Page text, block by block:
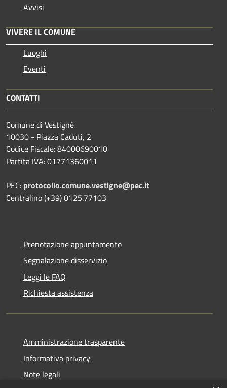
Avvisi
VIVERE IL COMUNE
Luoghi
Eventi
CONTATTI
Comune di Vestignè
10030 - Piazza Caduti, 2
Codice Fiscale: 84000690010
Partita IVA: 01771360011
PEC: protocollo.comune.vestigne@pec.it
Centralino (+39) 0125.77103
Prenotazione appuntamento
Segnalazione disservizio
Leggi le FAQ
Richiesta assistenza
Amministrazione trasparente
Informativa privacy
Note legali